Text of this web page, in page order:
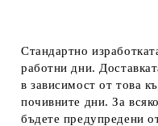
Стандартно
работни дни.
в зависимост от това
почивните дни. За
бъдете предупредени